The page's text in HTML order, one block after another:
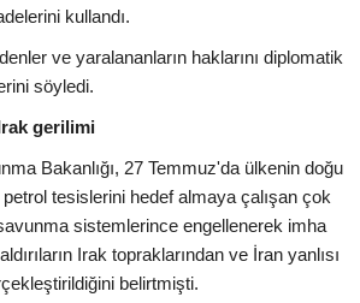
kullandı.
ve yaralananların haklarını diplomatik
söyledi.
gerilimi
Bakanlığı, 27 Temmuz'da ülkenin doğu
tesislerini hedef almaya çalışan çok
sistemlerince engellenerek imha
Irak topraklarından ve İran yanlısı
belirtmişti.